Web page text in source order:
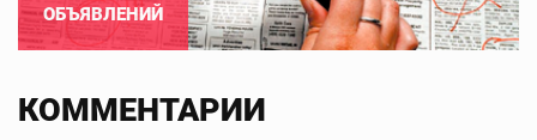
ОБЪЯВЛЕНИЙ
КОММЕНТАРИИ